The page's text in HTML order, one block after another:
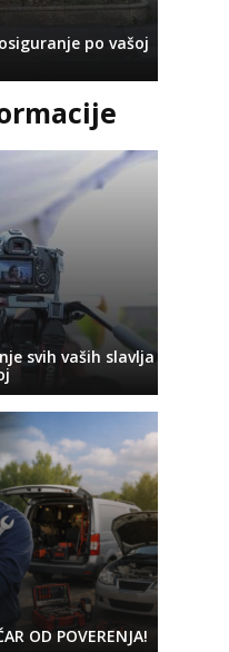
osiguranje po vašoj
svih vaših slavlja
OD POVERENJA!